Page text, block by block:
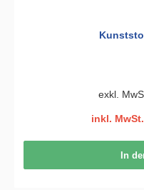
exkl.
inkl.
In